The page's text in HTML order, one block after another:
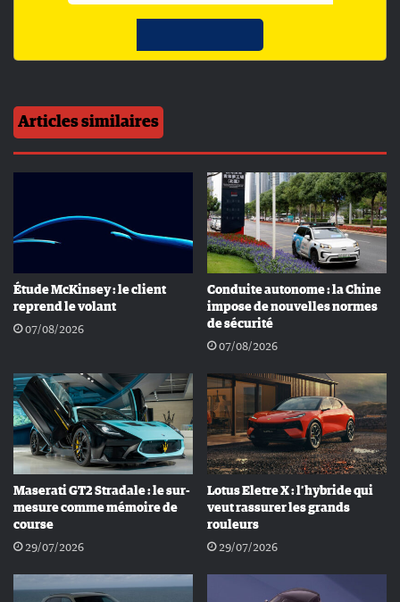
Articles similaires
Étude McKinsey : le client
reprend le volant
07/08/2026
Conduite autonome : la Chine
impose de nouvelles normes
de sécurité
07/08/2026
Maserati GT2 Stradale : le sur-
mesure comme mémoire de
course
29/07/2026
Lotus Eletre X : l’hybride qui
veut rassurer les grands
rouleurs
29/07/2026